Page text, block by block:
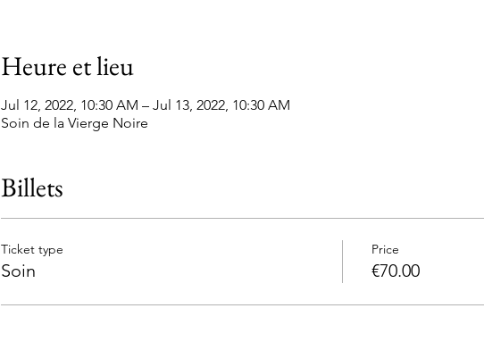
Heure et lieu
Jul 12, 2022, 10:30 AM – Jul 13, 2022, 10:30 AM
Soin de la Vierge Noire
Billets
Ticket type
Soin
Price
€70.00